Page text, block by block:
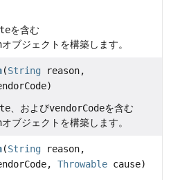
を含む
オブジェクトを構築します。
(String reason,
、およびvendorCodeを含む
オブジェクトを構築します。
(String reason,
Throwable cause)